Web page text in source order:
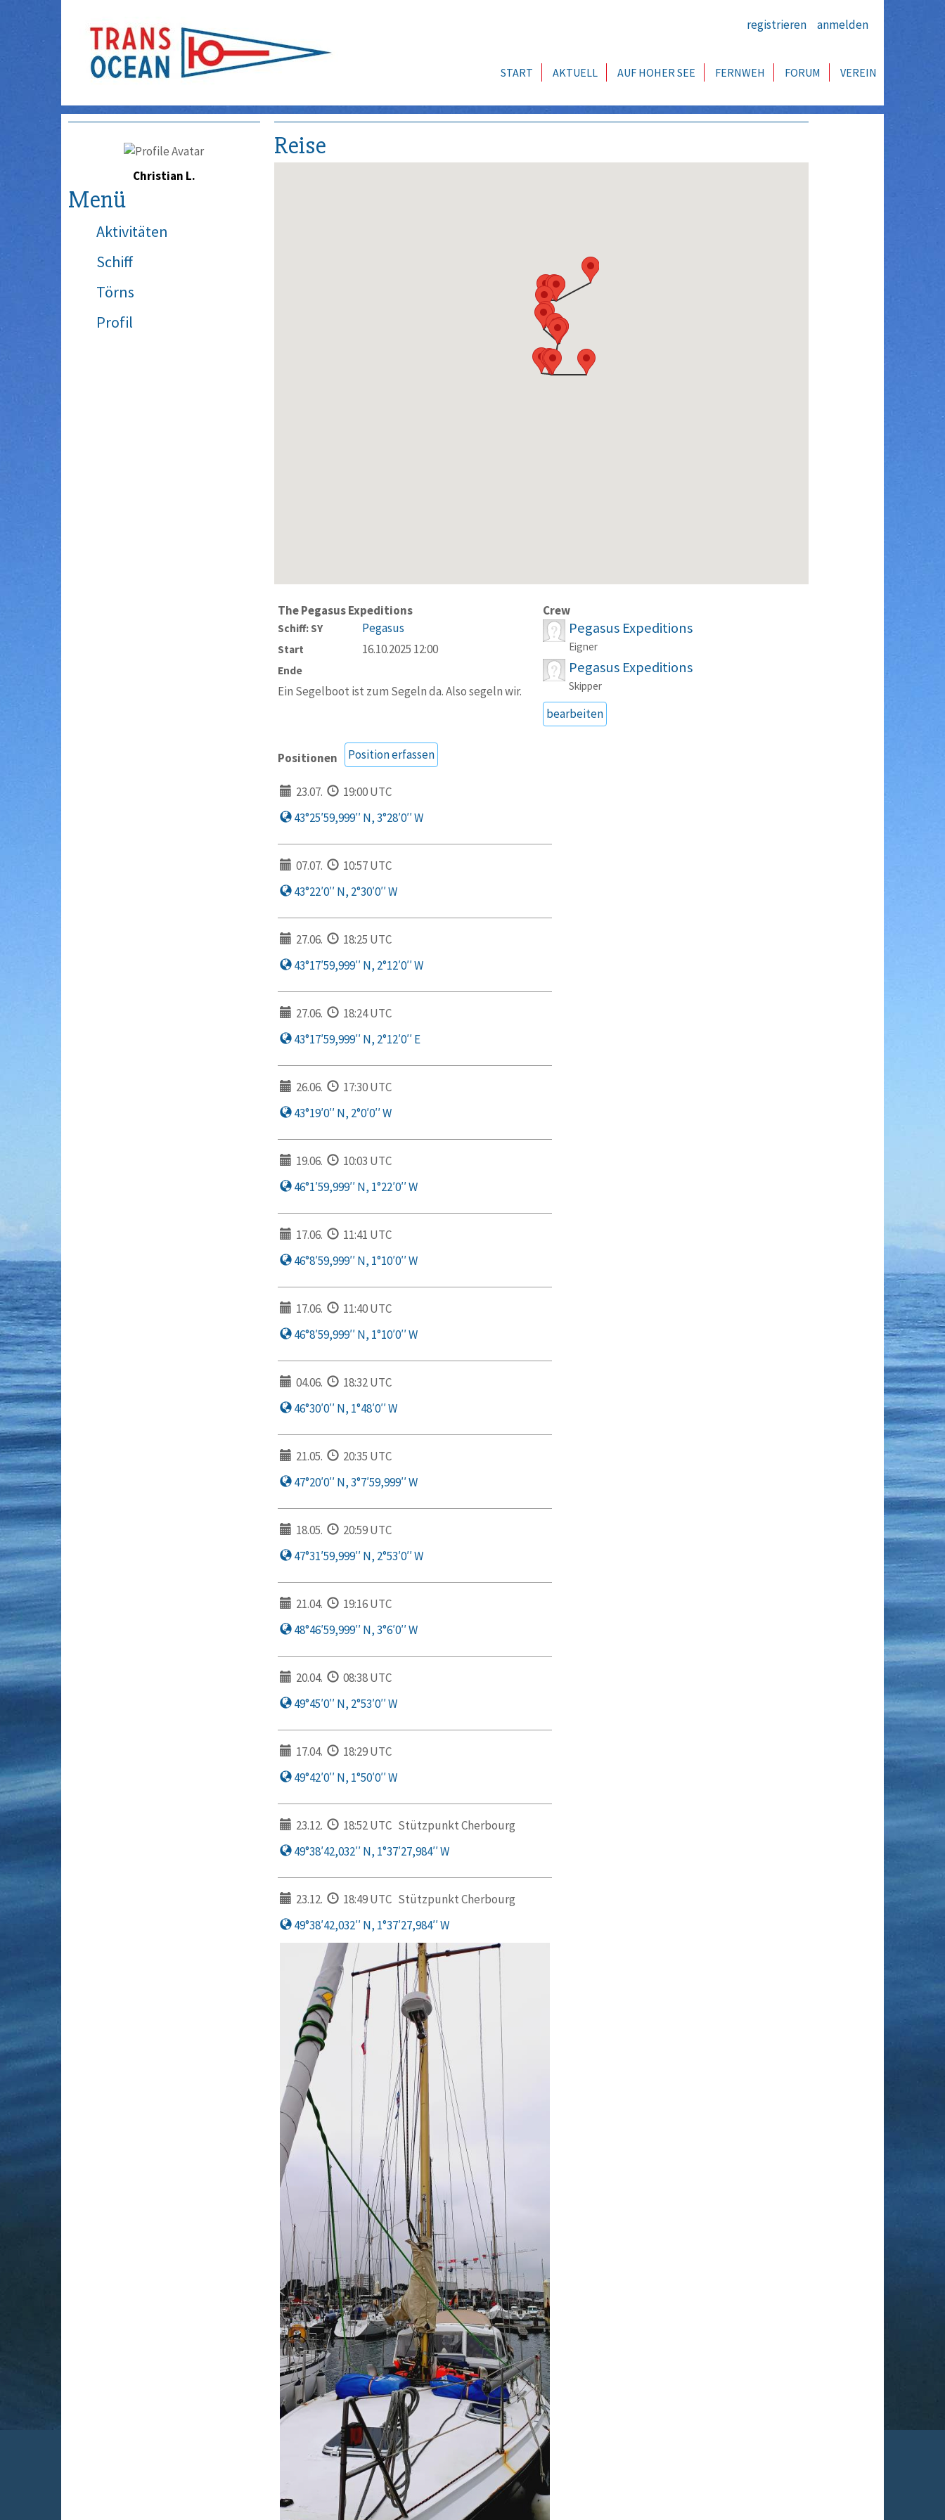
registrieren anmelden
START AKTUELL AUF HOHER SEE FERNWEH FORUM VEREIN
Christian L.
Menü
Aktivitäten
Schiff
Törns
Profil
Reise
The Pegasus Expeditions
Schiff: SY Pegasus
Start 16.10.2025 12:00
Ende
Ein Segelboot ist zum Segeln da. Also segeln wir.
Crew
Pegasus Expeditions
Eigner
Pegasus Expeditions
Skipper
bearbeiten
Positionen Position erfassen
23.07.
19:00 UTC
43°25′59,999′′ N, 3°28′0′′ W
07.07.
10:57 UTC
43°22′0′′ N, 2°30′0′′ W
27.06.
18:25 UTC
43°17′59,999′′ N, 2°12′0′′ W
27.06.
18:24 UTC
43°17′59,999′′ N, 2°12′0′′ E
26.06.
17:30 UTC
43°19′0′′ N, 2°0′0′′ W
19.06.
10:03 UTC
46°1′59,999′′ N, 1°22′0′′ W
17.06.
11:41 UTC
46°8′59,999′′ N, 1°10′0′′ W
17.06.
11:40 UTC
46°8′59,999′′ N, 1°10′0′′ W
04.06.
18:32 UTC
46°30′0′′ N, 1°48′0′′ W
21.05.
20:35 UTC
47°20′0′′ N, 3°7′59,999′′ W
18.05.
20:59 UTC
47°31′59,999′′ N, 2°53′0′′ W
21.04.
19:16 UTC
48°46′59,999′′ N, 3°6′0′′ W
20.04.
08:38 UTC
49°45′0′′ N, 2°53′0′′ W
17.04.
18:29 UTC
49°42′0′′ N, 1°50′0′′ W
23.12. 18:52 UTC Stützpunkt Cherbourg
49°38′42,032′′ N, 1°37′27,984′′ W
23.12. 18:49 UTC Stützpunkt Cherbourg
49°38′42,032′′ N, 1°37′27,984′′ W